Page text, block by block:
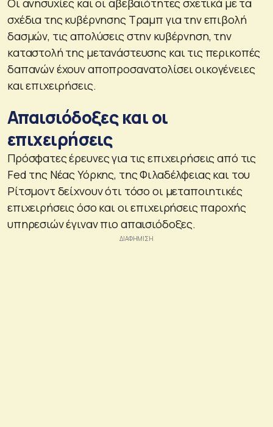
σχέδια της κυβέρνησης Τραμπ για την επιβολή
δασμών, τις απολύσεις στην κυβέρνηση, την
καταστολή της μετανάστευσης και τις περικοπές
δαπανών έχουν αποπροσανατολίσει οικογένειες
και επιχειρήσεις.
Απαισιόδοξες και οι
επιχειρήσεις
Πρόσφατες έρευνες για τις επιχειρήσεις από τις
Fed της Νέας Υόρκης, της Φιλαδέλφειας και του
Ρίτσμοντ δείχνουν ότι τόσο οι μεταποιητικές
επιχειρήσεις όσο και οι επιχειρήσεις παροχής
υπηρεσιών έγιναν πιο απαισιόδοξες.